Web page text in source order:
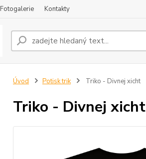
Fotogalerie Kontakty
Úvod Potisk trik Triko - Divnej xicht
Triko - Divnej xicht